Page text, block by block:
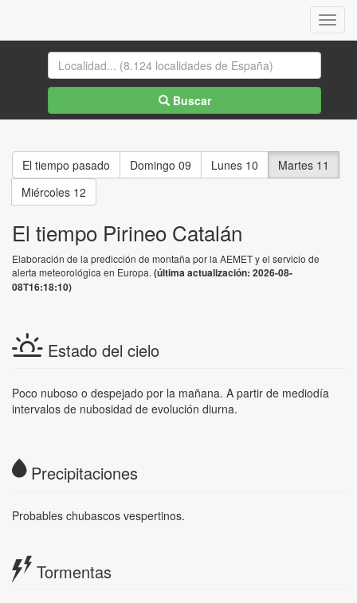
Menu
Buscar
El tiempo pasado Domingo 09 Lunes 10
Martes 11
Miércoles 12
El tiempo Pirineo Catalán
Elaboración de la predicción de montaña por la AEMET y el servicio de
alerta meteorológica en Europa. (última actualización: 2026-08-
08T16:18:10)
Estado del cielo
Poco nuboso o despejado por la mañana. A partir de mediodía
intervalos de nubosidad de evolución diurna.
Precipitaciones
Probables chubascos vespertinos.
Tormentas